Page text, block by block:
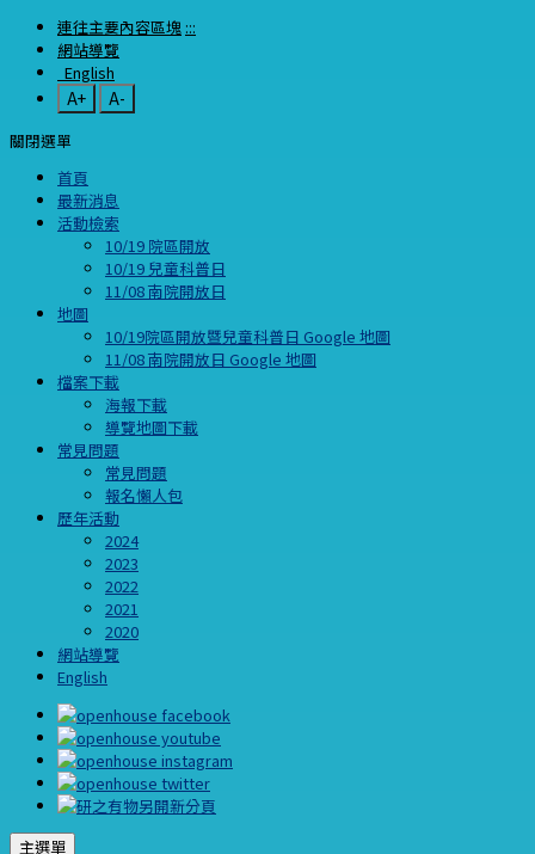
連往主要內容區塊 :::
網站導覽
English
A+
A-
關閉選單
首頁
最新消息
活動檢索
10/19 院區開放
10/19 兒童科普日
11/08 南院開放日
地圖
10/19院區開放暨兒童科普日 Google 地圖
11/08 南院開放日 Google 地圖
檔案下載
海報下載
導覽地圖下載
常見問題
常見問題
報名懶人包
歷年活動
2024
2023
2022
2021
2020
網站導覽
English
主選單